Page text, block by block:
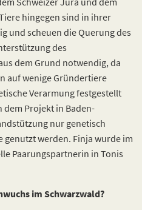
hingegen sind in ihrer
und scheuen die Querung des
des
dem Grund notwendig, da
auf wenige Gründertiere
Verarmung festgestellt
Projekt in Baden-
nur genetisch
genutzt werden. Finja wurde im
Paarungspartnerin in Tonis
im Schwarzwald?